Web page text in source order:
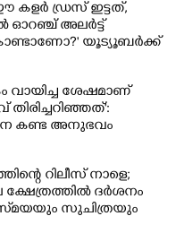
കളർ ഡ്രസ് ഇട്ടത്,
ഓറഞ്ച് അല‌ർട്ട്
യൂട്യൂബർക്ക്
പ്രിയ
വായിച്ച ശേഷമാണ്
തിരിച്ചറിഞ്ഞത്':
കണ്ട അനുഭവം
റിലീസ് നാളെ;
ക്ഷേത്രത്തിൽ ദർശനം
സുചിത്രയും